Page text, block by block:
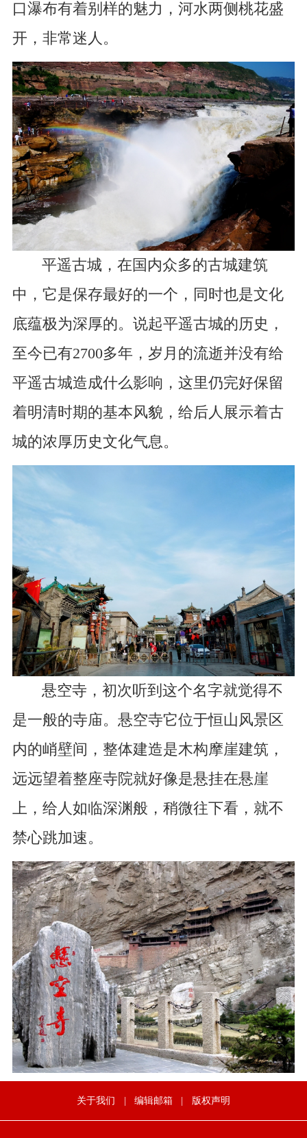
口瀑布有着别样的魅力，河水两侧桃花盛
开，非常迷人。
平遥古城，在国内众多的古城建筑
中，它是保存最好的一个，同时也是文化
底蕴极为深厚的。说起平遥古城的历史，
至今已有2700多年，岁月的流逝并没有给
平遥古城造成什么影响，这里仍完好保留
着明清时期的基本风貌，给后人展示着古
城的浓厚历史文化气息。
悬空寺，初次听到这个名字就觉得不
是一般的寺庙。悬空寺它位于恒山风景区
内的峭壁间，整体建造是木构摩崖建筑，
远远望着整座寺院就好像是悬挂在悬崖
上，给人如临深渊般，稍微往下看，就不
禁心跳加速。
关于我们 | 编辑邮箱 | 版权声明